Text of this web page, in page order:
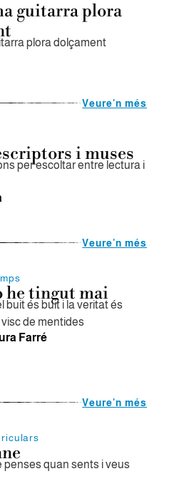
guitarra plora
plora dolçament
Veure'n més
i muses
per escoltar entre lectura i
Veure'n més
he tingut mai
buit és buit i la veritat és
de mentides
Farré
Veure'n més
penses quan sents i veus